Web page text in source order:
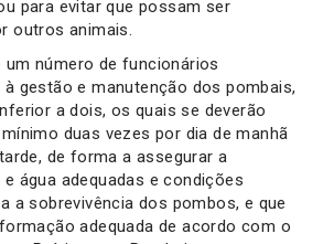
para evitar que possam ser
outros animais.
número de funcionários
gestão e manutenção dos pombais,
a dois, os quais se deverão
duas vezes por dia de manhã
de forma a assegurar a
água adequadas e condições
a sobrevivência dos pombos, e que
adequada de acordo com o